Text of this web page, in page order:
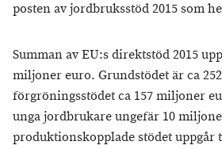
posten av jordbruksstöd 2015 som
Summan av EU:s direktstöd 2015
miljoner euro. Grundstödet är ca
förgröningsstödet ca 157 miljoner
unga jordbrukare ungefär 10
produktionskopplade stödet uppgår